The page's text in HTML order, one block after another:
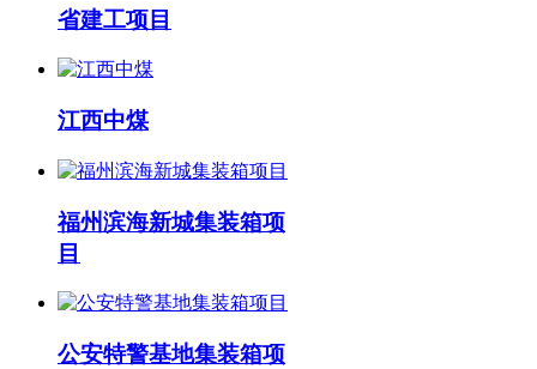
省建工项目
江西中煤
福州滨海新城集装箱项
目
公安特警基地集装箱项